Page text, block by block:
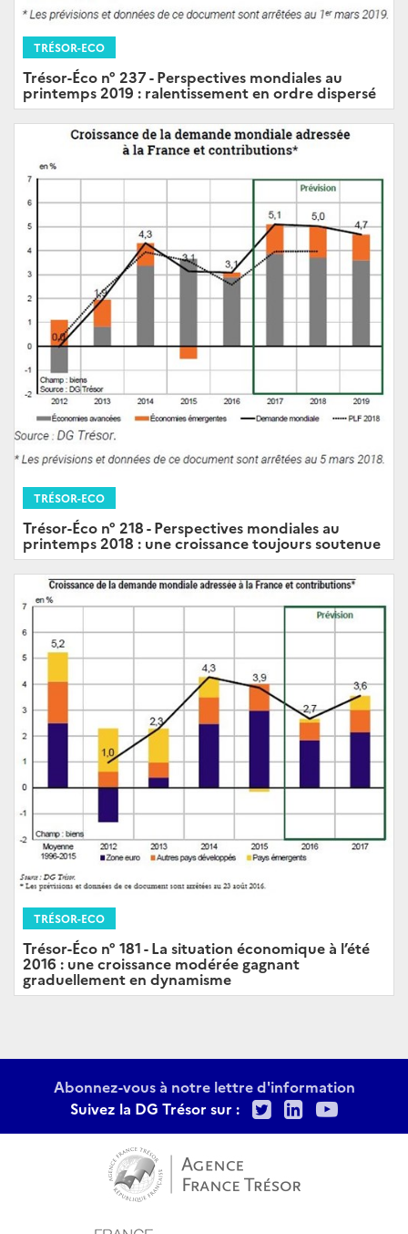
TRÉSOR-ECO
Trésor-Éco n° 237 - Perspectives mondiales au
printemps 2019 : ralentissement en ordre dispersé
TRÉSOR-ECO
Trésor-Éco n° 218 - Perspectives mondiales au
printemps 2018 : une croissance toujours soutenue
TRÉSOR-ECO
Trésor-Éco n° 181 - La situation économique à l’été
2016 : une croissance modérée gagnant
graduellement en dynamisme
Abonnez-vous à notre lettre d'information
Suivez la DG Trésor sur :
TwitterLinkedIn